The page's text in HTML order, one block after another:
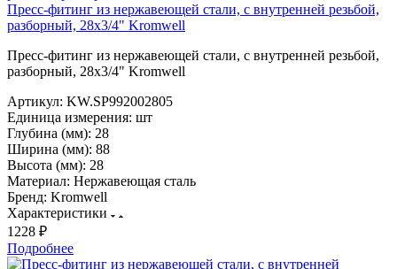
Пресс-фитинг из нержавеющей стали, с внутренней резьбой,
разборный, 28х3/4" Kromwell
Пресс-фитинг из нержавеющей стали, с внутренней резьбой,
разборный, 28х3/4" Kromwell
Артикул: KW.SP992002805
Единица измерения: шт
Глубина (мм): 28
Ширина (мм): 88
Высота (мм): 28
Материал: Нержавеющая сталь
Бренд: Kromwell
Характеристики
1228 ₽
Подробнее